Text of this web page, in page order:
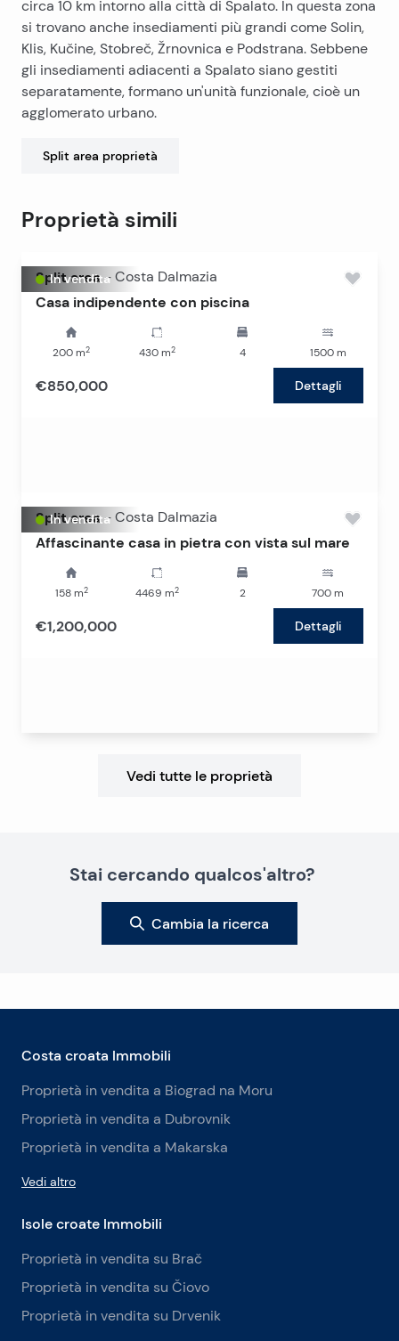
parte del quartiere sarà sotto le ville di lusso.
circa 10 km intorno alla città di Spalato. In questa zona
si trovano anche insediamenti più grandi come Solin,
Klis, Kučine, Stobreč, Žrnovnica e Podstrana. Sebbene
gli insediamenti adiacenti a Spalato siano gestiti
separatamente, formano un'unità funzionale, cioè un
agglomerato urbano.
Split area proprietà
Proprietà simili
In vendita
Split area - Costa Dalmazia
Casa indipendente con piscina
200 m2 430m2 4 1500m
€850,000 Dettagli
In vendita
Split area - Costa Dalmazia
Affascinante casa in pietra con vista sul mare
158m2 4469 m2 2 700 m
€1,200,000 Dettagli
Vedi tutte le proprietà
Stai cercando qualcos'altro?
Cambia la ricerca
Costa croata Immobili
Proprietà in vendita a Biograd na Moru
Proprietà in vendita a Dubrovnik
Proprietà in vendita a Makarska
Vedi altro
Isole croate Immobili
Proprietà in vendita su Brač
Proprietà in vendita su Čiovo
Proprietà in vendita su Drvenik